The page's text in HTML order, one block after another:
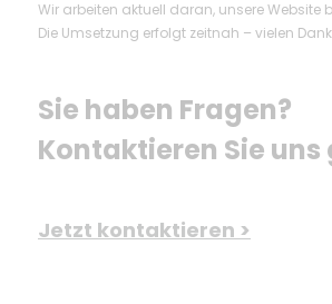
Wir arbeiten aktuell daran, unsere Website
Die Umsetzung erfolgt zeitnah – vielen
Sie haben Fragen?
Kontaktieren Sie uns
Jetzt kontaktieren >